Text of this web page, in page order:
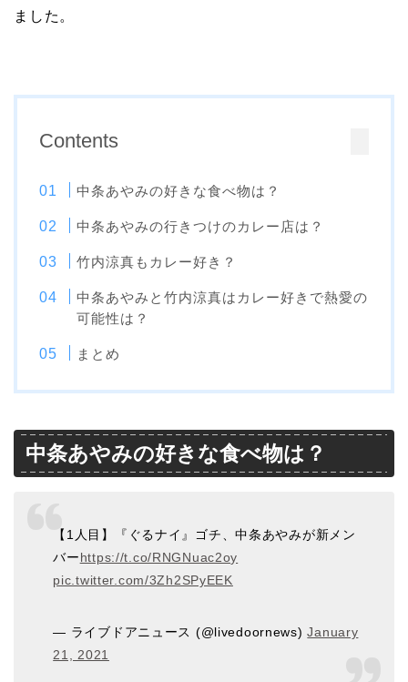
ました。
Contents
中条あやみの好きな食べ物は？
中条あやみの行きつけのカレー店は？
竹内涼真もカレー好き？
中条あやみと竹内涼真はカレー好きで熱愛の
可能性は？
まとめ
中条あやみの好きな食べ物は？
【1人目】『ぐるナイ』ゴチ、中条あやみが新メン
バーhttps://t.co/RNGNuac2oy
pic.twitter.com/3Zh2SPyEEK
— ライブドアニュース (@livedoornews)January
21, 2021